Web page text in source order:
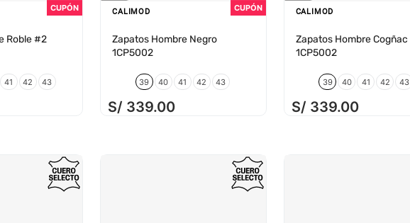
Roble #2
41 42 43
CALIMOD
Zapatos Hombre Negro
1CP5002
39 40 41 42 43
S/ 339.00
CALIMOD
Zapatos Hombre Cogñac
1CP5002
39 40 41 42 43
S/ 339.00